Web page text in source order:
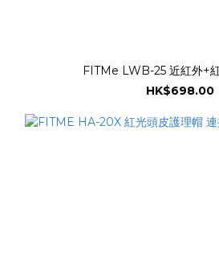
FITMe LWB-25 近紅外+
HK$698.00